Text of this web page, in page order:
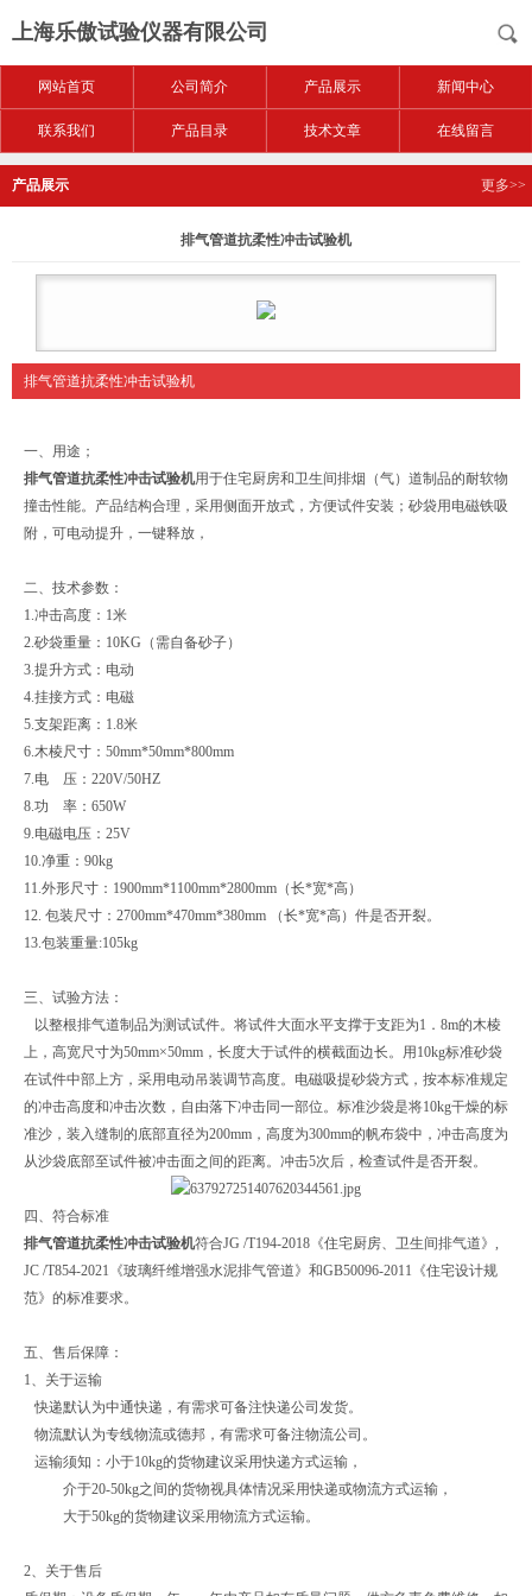
上海乐傲试验仪器有限公司
网站首页 公司简介 产品展示 新闻中心
联系我们 产品目录 技术文章 在线留言
产品展示 更多>>
排气管道抗柔性冲击试验机
排气管道抗柔性冲击试验机
一、用途；
排气管道抗柔性冲击试验机用于住宅厨房和卫生间排烟（气）道制品的耐软物
撞击性能。产品结构合理，采用侧面开放式，方便试件安装；砂袋用电磁铁吸
附，可电动提升，一键释放，
二、技术参数：
1.冲击高度：1米
2.砂袋重量：10KG（需自备砂子）
3.提升方式：电动
4.挂接方式：电磁
5.支架距离：1.8米
6.木棱尺寸：50mm*50mm*800mm
7.电 压：220V/50HZ
8.功 率：650W
9.电磁电压：25V
10.净重：90kg
11.外形尺寸：1900mm*1100mm*2800mm（长*宽*高）
12. 包装尺寸：2700mm*470mm*380mm （长*宽*高）件是否开裂。
13.包装重量:105kg
三、试验方法：
以整根排气道制品为测试试件。将试件大面水平支撑于支距为1．8m的木棱
上，高宽尺寸为50mm×50mm，长度大于试件的横截面边长。用10kg标准砂袋
在试件中部上方，采用电动吊装调节高度。电磁吸提砂袋方式，按本标准规定
的冲击高度和冲击次数，自由落下冲击同一部位。标准沙袋是将10kg干燥的标
准沙，装入缝制的底部直径为200mm，高度为300mm的帆布袋中，冲击高度为
从沙袋底部至试件被冲击面之间的距离。冲击5次后，检查试件是否开裂。
四、符合标准
排气管道抗柔性冲击试验机符合JG /T194-2018《住宅厨房、卫生间排气道》,
JC /T854-2021《玻璃纤维增强水泥排气管道》和GB50096-2011《住宅设计规
范》的标准要求。
五、售后保障：
1、关于运输
快递默认为中通快递，有需求可备注快递公司发货。
物流默认为专线物流或德邦，有需求可备注物流公司。
运输须知：小于10kg的货物建议采用快递方式运输，
介于20-50kg之间的货物视具体情况采用快递或物流方式运输，
大于50kg的货物建议采用物流方式运输。
2、关于售后